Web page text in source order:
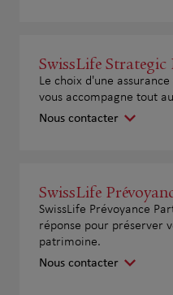
SwissLife
Le choix d'une
vous accompagne tout
Nous contacter
SwissLife
SwissLife Prévoyance
réponse pour préserver
patrimoine.
Nous contacter